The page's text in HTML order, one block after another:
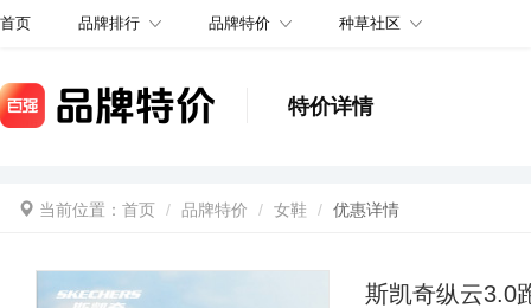
首页 品牌排行 品牌特价 种草社区
特价详情
当前位置： 首页 品牌特价 女鞋 优惠详情
斯凯奇纵云3.0